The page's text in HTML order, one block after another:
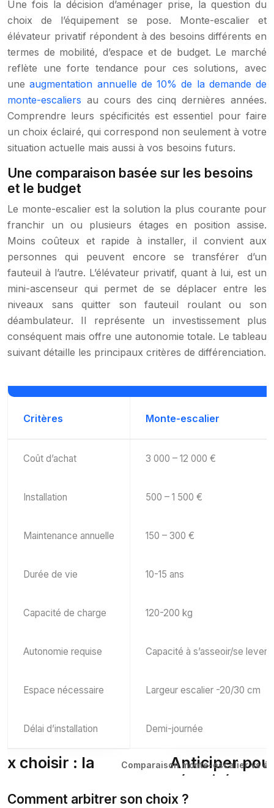
Une fois la décision d’aménager prise, la question du
choix de l’équipement se pose. Monte-escalier et
élévateur privatif répondent à des besoins différents en
termes de mobilité, d’espace et de budget. Le marché
reflète une forte tendance pour ces solutions, avec
uneaugmentation annuelle de 10% de la demande de
monte-escaliers au cours des cinq dernières années.
Comprendre leurs spécificités est essentiel pour faire
un choix éclairé, qui correspond non seulement à votre
situation actuelle mais aussi à vos besoins futurs.
Une comparaison basée sur les besoins
et le budget
Le monte-escalier est la solution la plus courante pour
franchir un ou plusieurs étages en position assise.
Moins coûteux et rapide à installer, il convient aux
personnes qui peuvent encore se transférer d’un
fauteuil à l’autre. L’élévateur privatif, quant à lui, est un
mini-ascenseur qui permet de se déplacer entre les
niveaux sans quitter son fauteuil roulant ou son
déambulateur. Il représente un investissement plus
conséquent mais offre une autonomie totale. Le tableau
suivant détaille les principaux critères de différenciation.
Comparaison monte-escalier vs
Critères Monte-escalier
Coût d’achat 3 000 – 12 000 €
Installation 500 – 1 500 €
Maintenance annuelle 150 – 300 €
Durée de vie 10-15 ans
Capacité de charge 120-200 kg
Autonomie requise Capacité à s’asseoir/se lever
Espace nécessaire Largeur escalier -20/30 cm
Délai d’installation Demi-journée
Comment arbitrer son choix ?